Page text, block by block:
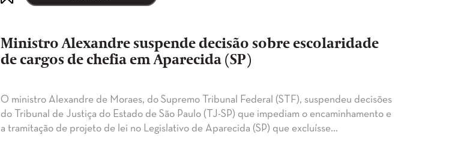
Ministro Alexandre suspende decisão sobre escolaridade
de cargos de chefia em Aparecida (SP)
O ministro Alexandre de Moraes, do Supremo Tribunal Federal (STF), suspendeu decisões
do Tribunal de Justiça do Estado de São Paulo (TJ-SP) que impediam o encaminhamento e
a tramitação de projeto de lei no Legislativo de Aparecida (SP) que excluísse…